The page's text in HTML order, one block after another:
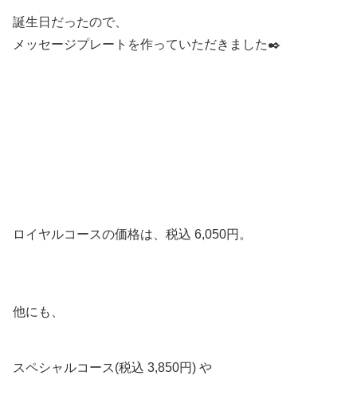
誕生日だったので、
メッセージプレートを作っていただきました✒️
ロイヤルコースの価格は、税込 6,050円。
他にも、
スペシャルコース(税込 3,850円) や